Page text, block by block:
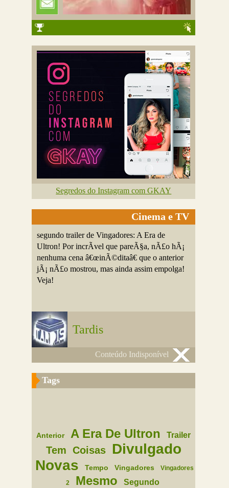
Segredos do Instagram com GKAY
Cinema e TV
segundo trailer de Vingadores: A Era de
Ultron! Por incrÃ­vel que pareÃ§a, nÃ£o hÃ¡
nenhuma cena â€œinÃ©ditaâ€ que o anterior
jÃ¡ nÃ£o mostrou, mas ainda assim empolga!
Veja!
Tardis
Conteúdo Indisponível
Tags
Anterior A Era De Ultron Trailer
Tem Coisas
Divulgado
Novas
Tempo Vingadores Vingadores
2 Mesmo Segundo